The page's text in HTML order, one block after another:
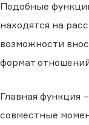
Подобные
находятся на
возможности
формат
Главная функция
совместные